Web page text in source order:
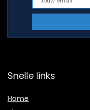
Snelle links
Home